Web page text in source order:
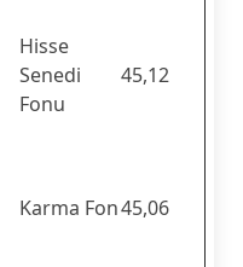
Hisse
Senedi
Fonu
45,12
Karma Fon45,06